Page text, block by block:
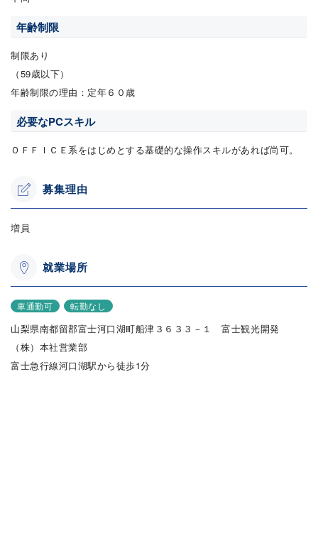
年齢制限
制限あり
（59歳以下）
年齢制限の理由：定年６０歳
必要なPCスキル
ＯＦＦＩＣＥ系をはじめとする基礎的な操作スキルがあれば尚可。
募集理由
増員
就業場所
車通勤可 転勤なし
山梨県南都留郡富士河口湖町船津３６３３－１ 富士観光開発
（株）本社営業部
富士急行線河口湖駅から徒歩1分